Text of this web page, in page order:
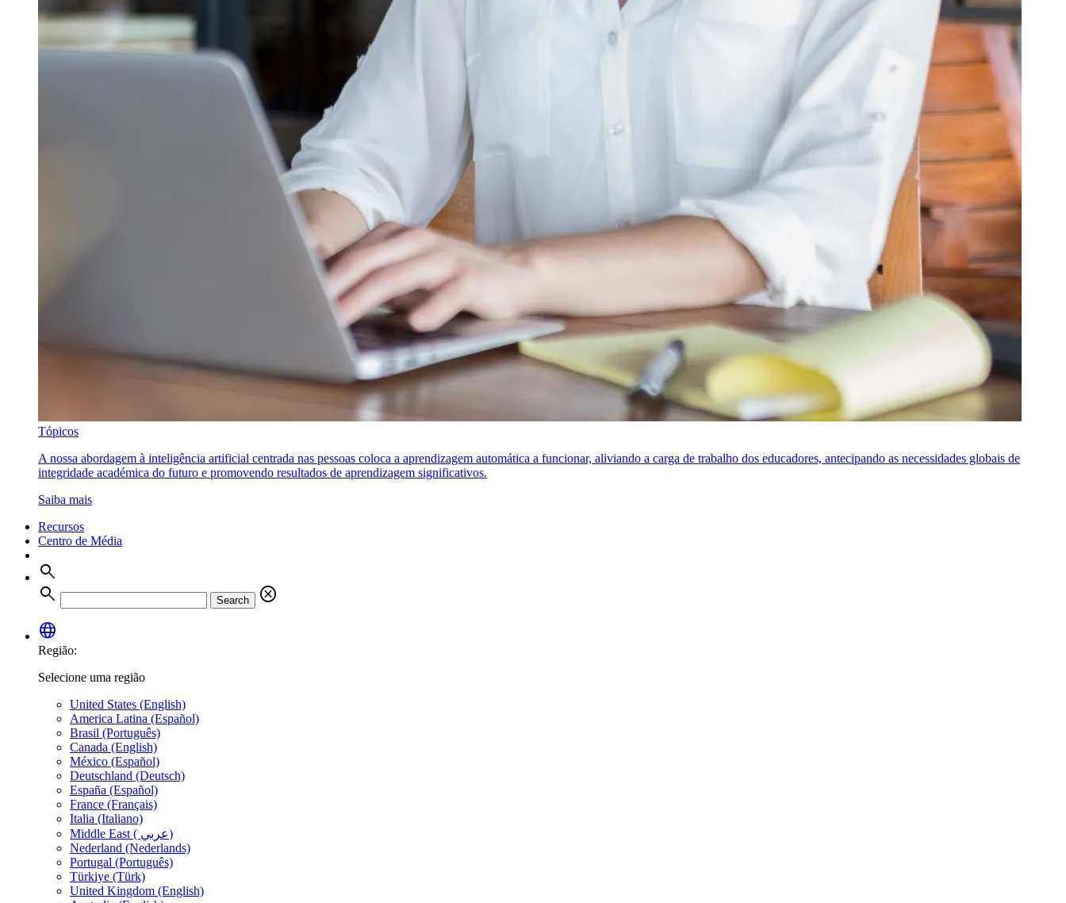
Tópicos
A nossa abordagem à inteligência artificial centrada nas pessoas coloca a aprendizagem automática a funcionar, aliviando a carga de trabalho dos educadores, antecipando as necessidades globais de
integridade académica do futuro e promovendo resultados de aprendizagem significativos.
Saiba mais
Recursos
Centro de Média
search
search
Search
cancel
language
Região:
Selecione uma região
United States (English)
America Latina (Español)
Brasil (Português)
Canada (English)
México (Español)
Deutschland (Deutsch)
España (Español)
France (Français)
Italia (Italiano)
Middle East ( عربي)
Nederland (Nederlands)
Portugal (Português)
Türkiye (Türk)
United Kingdom (English)